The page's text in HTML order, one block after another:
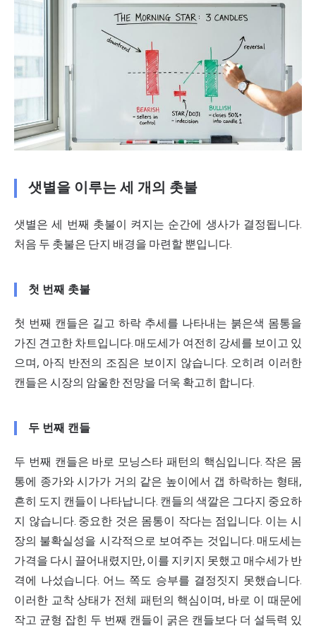
샛별을 이루는 세 개의 촛불
샛별은 세 번째 촛불이 켜지는 순간에 생사가 결정됩니다.
처음 두 촛불은 단지 배경을 마련할 뿐입니다.
첫 번째 촛불
첫 번째 캔들은 길고 하락 추세를 나타내는 붉은색 몸통을
가진 견고한 차트입니다. 매도세가 여전히 강세를 보이고 있
으며, 아직 반전의 조짐은 보이지 않습니다. 오히려 이러한
캔들은 시장의 암울한 전망을 더욱 확고히 합니다.
두 번째 캔들
두 번째 캔들은 바로 모닝스타 패턴의 핵심입니다. 작은 몸
통에 종가와 시가가 거의 같은 높이에서 갭 하락하는 형태,
흔히 도지 캔들이 나타납니다. 캔들의 색깔은 그다지 중요하
지 않습니다. 중요한 것은 몸통이 작다는 점입니다. 이는 시
장의 불확실성을 시각적으로 보여주는 것입니다. 매도세는
가격을 다시 끌어내렸지만, 이를 지키지 못했고 매수세가 반
격에 나섰습니다. 어느 쪽도 승부를 결정짓지 못했습니다.
이러한 교착 상태가 전체 패턴의 핵심이며, 바로 이 때문에
작고 균형 잡힌 두 번째 캔들이 굵은 캔들보다 더 설득력 있